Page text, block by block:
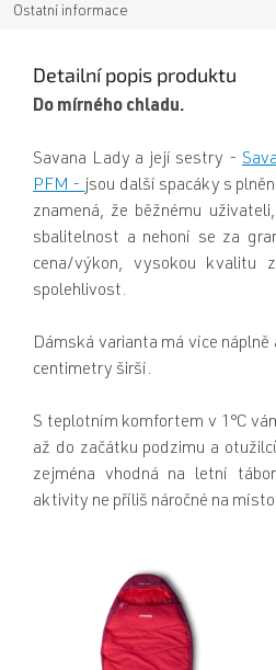
Ostatní informace
Detailní popis produktu
Do mírného chladu.
Savana Lady a její sestry -
PFM-jsou další spacáky s
znamená, že běžnému
sbalitelnost a nehoní se za
cena/výkon, vysokou kvalitu
spolehlivost.
Dámská varianta má více
centimetry širší.
S teplotním komfortem v 1°C
až do začátku podzimu a
zejména vhodná na letní
aktivity ne příliš náročné na